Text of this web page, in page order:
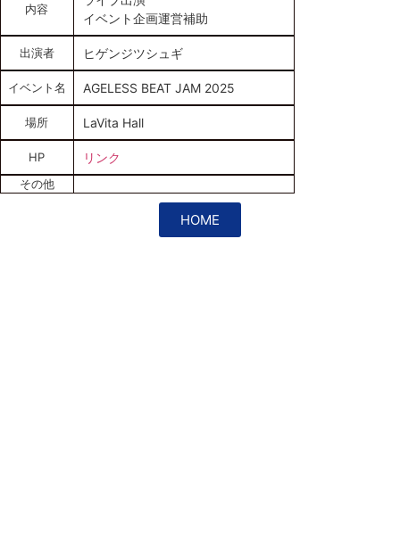
内容
イベント企画運営補助
出演者 ヒゲンジツシュギ
イベント名 AGELESS BEAT JAM 2025
場所 LaVita Hall
HP リンク
その他
HOME